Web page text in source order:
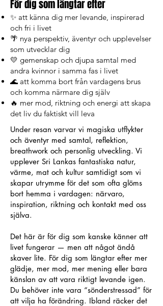
För dig som längtar efter
✨ att känna dig mer levande, inspirerad
och fri i livet
🌴 nya perspektiv, äventyr och upplevelser
som utvecklar dig
💛 gemenskap och djupa samtal med
andra kvinnor i samma fas i livet
🌊 att komma bort från vardagens brus
och komma närmare dig själv
🔥 mer mod, riktning och energi att skapa
det liv du faktiskt vill leva
Under resan varvar vi magiska utflykter
och äventyr med samtal, reflektion,
breathwork och personlig utveckling. Vi
upplever Sri Lankas fantastiska natur,
värme, mat och kultur samtidigt som vi
skapar utrymme för det som ofta glöms
bort hemma i vardagen: närvaro,
inspiration, riktning och kontakt med oss
själva.
Det här är för dig som kanske känner att
livet fungerar — men att något ändå
skaver lite. För dig som längtar efter mer
glädje, mer mod, mer mening eller bara
känslan av att vara riktigt levande igen.
Du behöver inte vara “sönderstressad” för
att vilja ha förändring. Ibland räcker det